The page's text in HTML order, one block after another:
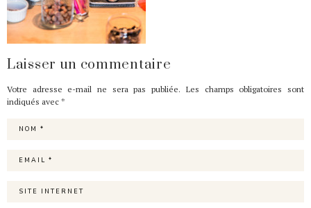
Laisser un commentaire
Votre adresse e-mail ne sera pas publiée. Les champs obligatoires sont
indiqués avec *